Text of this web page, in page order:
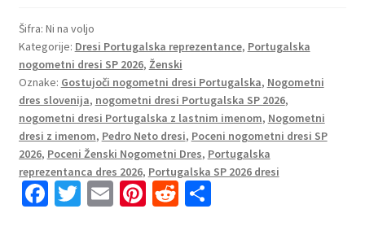
Nogometni
dresi
z
imenom
Pedro
Neto
#18
Ženski
količina
Šifra: Ni na voljo
Kategorije: Dresi Portugalska reprezentance, Portugalska
nogometni dresi SP 2026, Ženski
Oznake: Gostujoči nogometni dresi Portugalska, Nogometni
dres slovenija, nogometni dresi Portugalska SP 2026,
nogometni dresi Portugalska z lastnim imenom, Nogometni
dresi z imenom, Pedro Neto dresi, Poceni nogometni dresi SP
2026, Poceni Ženski Nogometni Dres, Portugalska
reprezentanca dres 2026, Portugalska SP 2026 dresi
Fa T E Pi R S